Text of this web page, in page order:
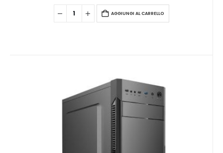
AGGIUNGI AL CARRELLO